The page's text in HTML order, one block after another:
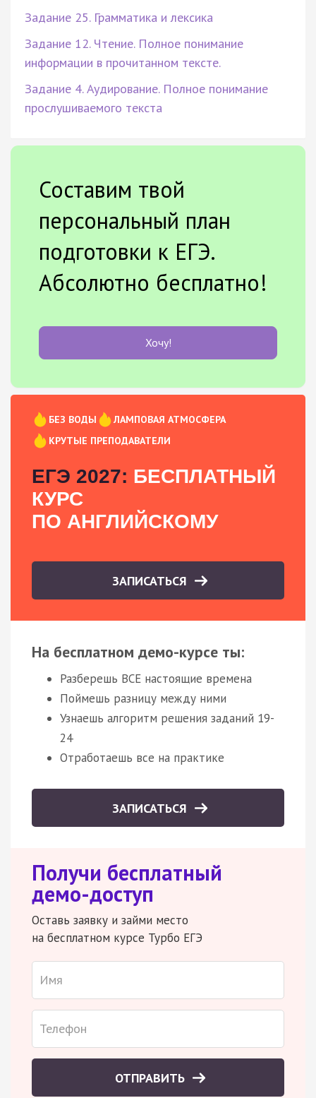
Задание 25. Грамматика и лексика
Задание 12. Чтение. Полное понимание
информации в прочитанном тексте.
Задание 4. Аудирование. Полное понимание
прослушиваемого текста
Составим твой
персональный план
подготовки к ЕГЭ.
Абсолютно бесплатно!
Хочу!
БЕЗ ВОДЫ
ЛАМПОВАЯ АТМОСФЕРА
КРУТЫЕ ПРЕПОДАВАТЕЛИ
ЕГЭ 2027: БЕСПЛАТНЫЙ
КУРС
ПО АНГЛИЙСКОМУ
ЗАПИСАТЬСЯ
На бесплатном демо-курсе ты:
Разберешь ВСЕ настоящие времена
Поймешь разницу между ними
Узнаешь алгоритм решения заданий 19-
24
Отработаешь все на практике
ЗАПИСАТЬСЯ
Получи бесплатный
демо-доступ
Оставь заявку и займи место
на бесплатном курсе Турбо ЕГЭ
ОТПРАВИТЬ